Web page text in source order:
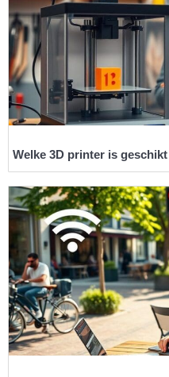
Welke 3D printer is